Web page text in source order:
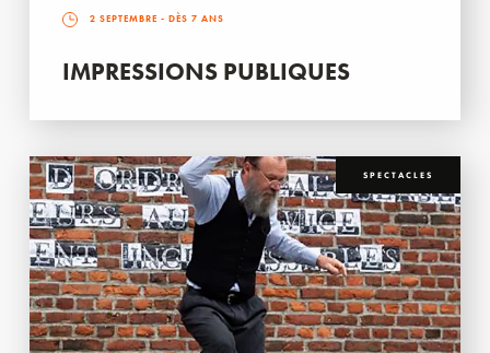
2 SEPTEMBRE - DÈS 7 ANS
IMPRESSIONS PUBLIQUES
SPECTACLES